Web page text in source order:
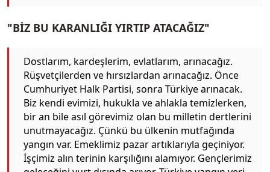
"BİZ BU KARANLIĞI YIRTIP ATACAĞIZ"
Dostlarım, kardeşlerim, evlatlarım, arınacağız.
Rüşvetçilerden ve hırsızlardan arınacağız. Önce
Cumhuriyet Halk Partisi, sonra Türkiye arınacak.
Biz kendi evimizi, hukukla ve ahlakla temizlerken,
bir an bile asıl görevimiz olan bu milletin dertlerini
unutmayacağız. Çünkü bu ülkenin mutfağında
yangın var. Emeklimiz pazar artıklarıyla geçiniyor.
İşçimiz alın terinin karşılığını alamıyor. Gençlerimiz